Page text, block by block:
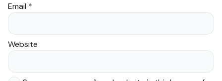
Email *
Website